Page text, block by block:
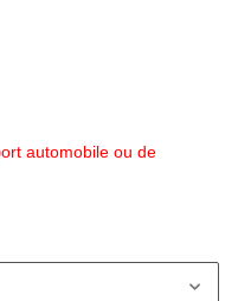
automobile ou de